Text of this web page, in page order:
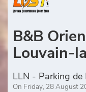
B&B
Louvain-
LLN - Parking de
On Friday, 28 August